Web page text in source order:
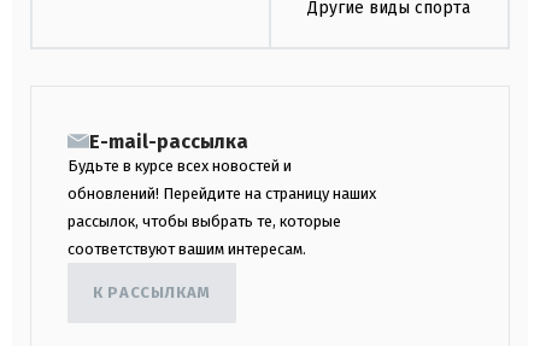
Другие виды спорта
E-mail-рассылка
Будьте в курсе всех новостей и
обновлений! Перейдите на страницу наших
рассылок, чтобы выбрать те, которые
соответствуют вашим интересам.
К РАССЫЛКАМ